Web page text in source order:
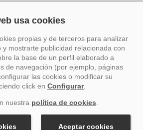
Tel: +34 917 815 555 -
la innovación, el desarrollo
el año 2026 para reforzar su
de Comercio de Málaga.